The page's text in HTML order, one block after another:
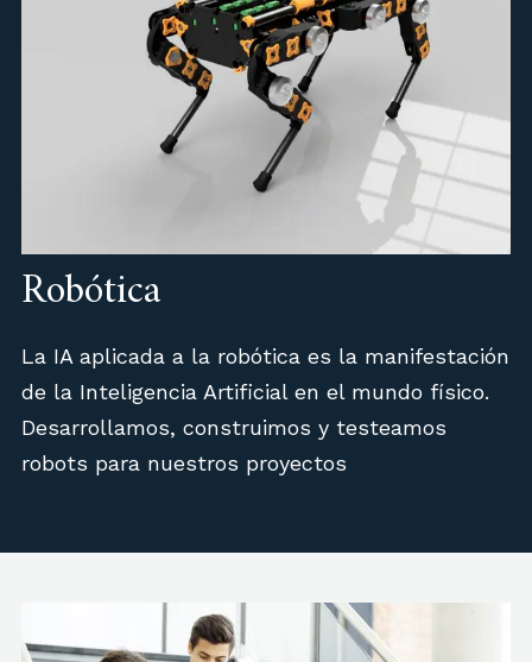
Robótica
La IA aplicada a la robótica es la manifestación
de la Inteligencia Artificial en el mundo físico.
Desarrollamos, construimos y testeamos
robots para nuestros proyectos